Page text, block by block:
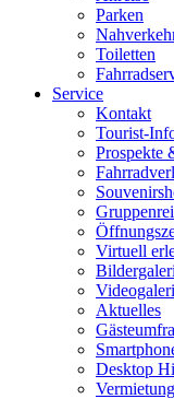
Parken
Toiletten
Service
Kontakt
Tourist-
Prospekte
Virtuell
Aktuelles
Desktop